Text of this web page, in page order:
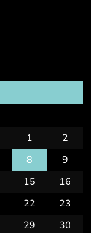
1
2
8
9
15
16
22
23
29
30